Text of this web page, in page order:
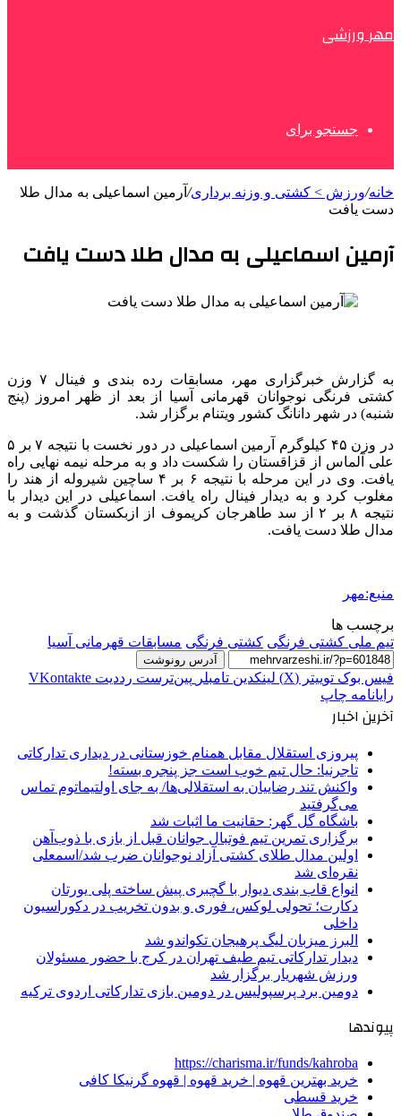
مهر ورزشی
جستجو برای
خانه/ورزش > کشتی و وزنه برداری/ آرمین اسماعیلی به مدال طلا
دست یافت
آرمین اسماعیلی به مدال طلا دست یافت
به گزارش خبرگزاری مهر، مسابقات رده بندی و فینال ۷ وزن
کشتی فرنگی نوجوانان قهرمانی آسیا از بعد از ظهر امروز (پنج
شنبه) در شهر دانانگ کشور ویتنام برگزار شد.
در وزن ۴۵ کیلوگرم آرمین اسماعیلی در دور نخست با نتیجه ۷ بر ۵
علی آلماس از قزاقستان را شکست داد و به مرحله نیمه نهایی راه
یافت. وی در این مرحله با نتیجه ۶ بر ۴ ساچین شیروله از هند را
مغلوب کرد و به دیدار فینال راه یافت. اسماعیلی در این دیدار با
نتیجه ۸ بر ۲ از سد طاهرجان کریموف از ازبکستان گذشت و به
مدال طلا دست یافت.
منبع:مهر
برچسب ها
تیم ملی کشتی فرنگی کشتی فرنگی مسابقات قهرمانی آسیا
آدرس رونوشت
فیس بوک توییتر (X) لینکدین ‫تامبلر ‫پین‌ترست ‫رددیت ‫VKontakte
رایانامه چاپ
آخرین اخبار
پیروزی استقلال مقابل همنام خوزستانی در دیداری تدارکاتی
تاجرنیا: حال تیم خوب است جز پنجره بسته!
واکنش تند رضاییان به استقلالی‌ها/ به جای اولتیماتوم تماس
می‌گرفتید
باشگاه گل گهر: حقانیت ما اثبات شد
برگزاری تمرین تیم فوتبال جوانان قبل از بازی با ذوب‌آهن
اولین مدال طلای کشتی آزاد نوجوانان ضرب شد/اسمعلی
نقره‌ای شد
انواع قاب بندی دیوار با گچبری پیش ساخته پلی یورتان
دکارت؛ تحولی لوکس، فوری و بدون تخریب در دکوراسیون
داخلی
البرز میزبان لیگ پرهیجان تکواندو شد
دیدار تدارکاتی تیم طیف تهران در کرج با حضور مسئولان
ورزش شهریار برگزار شد
دومین برد پرسپولیس در دومین بازی تدارکاتی اردوی ترکیه
پیوندها
https://charisma.ir/funds/kahroba
خرید بهترین قهوه | خرید قهوه | قهوه گرنیکا کافی
خرید قسطی